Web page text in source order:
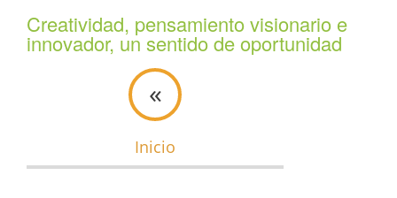
Creatividad, pensamiento visionario e
innovador, un sentido de oportunidad
«
Inicio